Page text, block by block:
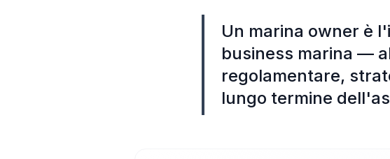
Un marina owner è
business marina —
regolamentare,
lungo termine